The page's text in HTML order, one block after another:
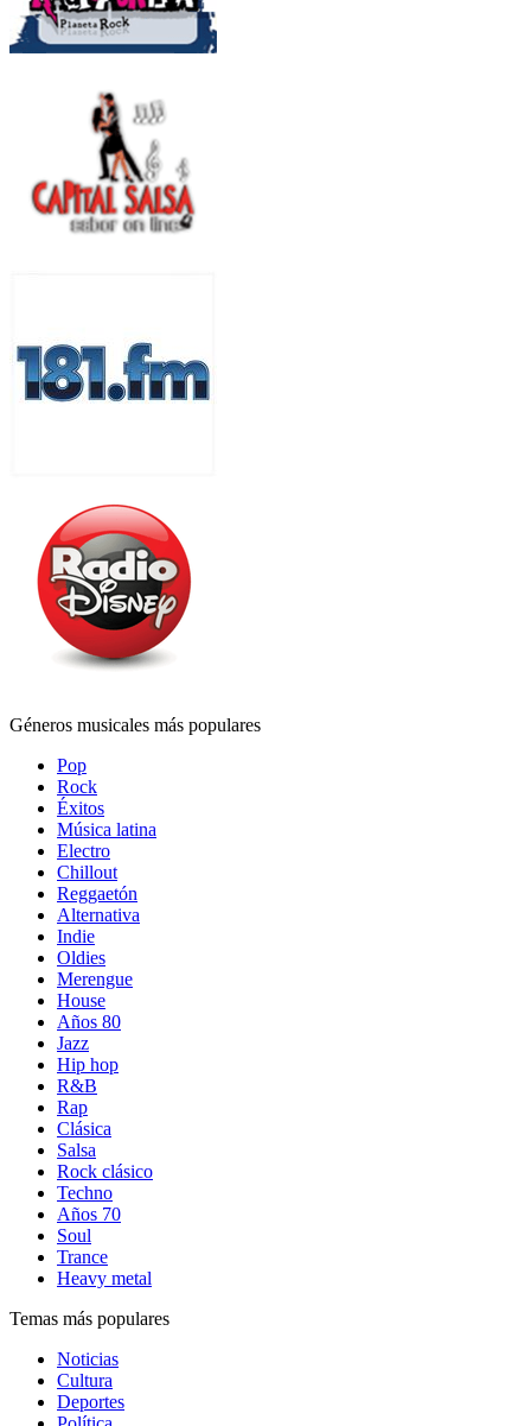
Géneros musicales más populares
Pop
Rock
Éxitos
Música latina
Electro
Chillout
Reggaetón
Alternativa
Indie
Oldies
Merengue
House
Años 80
Jazz
Hip hop
R&B
Rap
Clásica
Salsa
Rock clásico
Techno
Años 70
Soul
Trance
Heavy metal
Temas más populares
Noticias
Cultura
Deportes